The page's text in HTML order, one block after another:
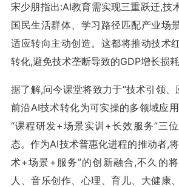
宋少朋指出:AI教育需实现三重跃迁,技
国民生活群体、学习路径匹配产业场
适应转向主动创造。这都将推动技术
转化,避免技术垄断导致的GDP增长损耗
据了解,问今课堂将致力于“技术引领、
前沿AI技术转化为可实操的多领域应
“课程研发+场景实训+长效服务”三
态。作为AI技术普惠化进程的推动者,
术+场景+服务”的创新融合,不久的
人、音乐创作、心理、育儿、大健康